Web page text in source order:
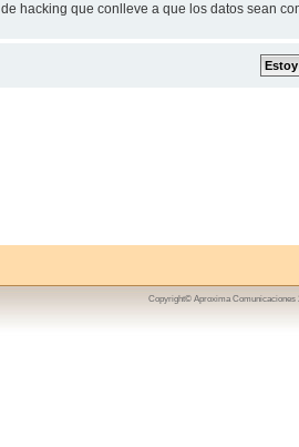
de hacking que conlleve a que los datos sean
Copyright© Aproxima Comunicaciones